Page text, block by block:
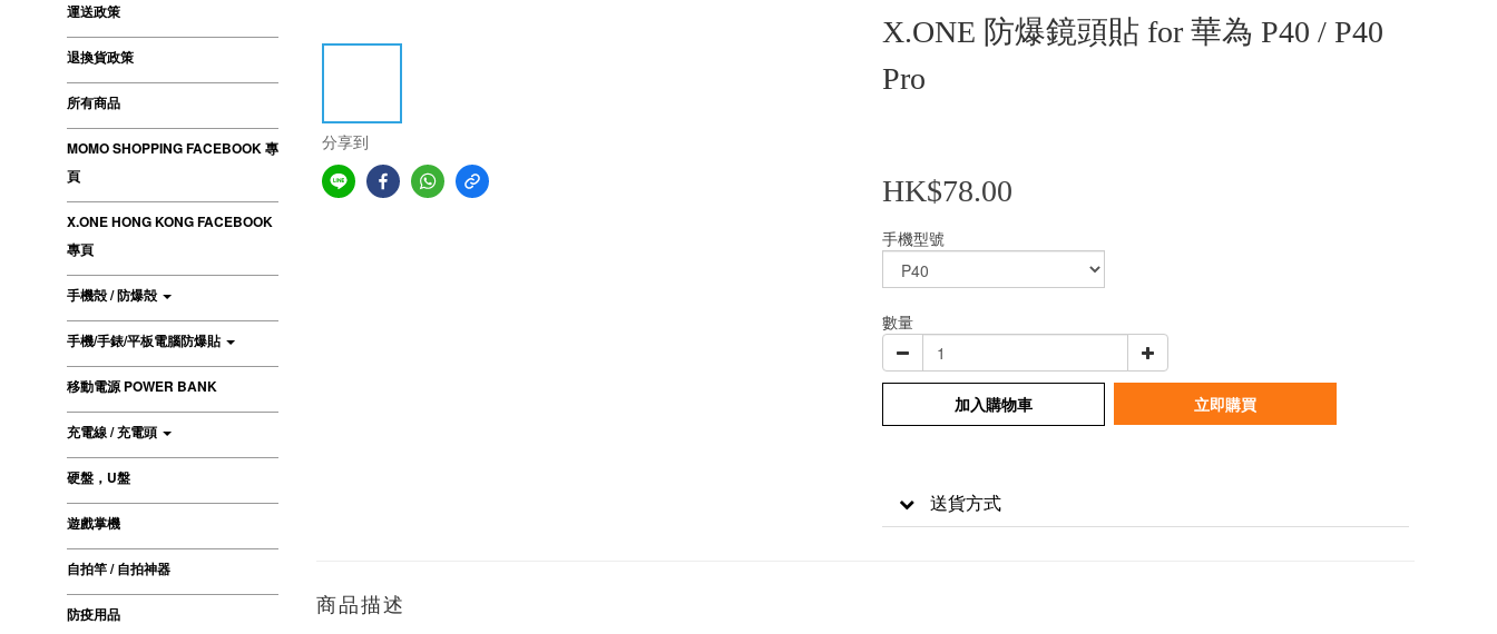
運送政策
退換貨政策
所有商品
MOMO SHOPPING FACEBOOK 專
頁
X.ONE HONG KONG FACEBOOK
專頁
手機殻 / 防爆殻
手機/手錶/平板電腦防爆貼
移動電源 POWER BANK
充電線 / 充電頭
硬盤，U盤
遊戲掌機
自拍竿 / 自拍神器
防疫用品
分享到
X.ONE 防爆鏡頭貼 for 華為 P40 / P40
Pro
HK$78.00
手機型號
數量
加入購物車 立即購買
送貨方式
商品描述